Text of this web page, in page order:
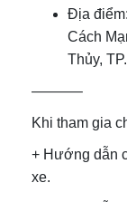
Địa
Cách
Thủy,
———–
Khi tham gia
+ Hướng dẫn
xe.